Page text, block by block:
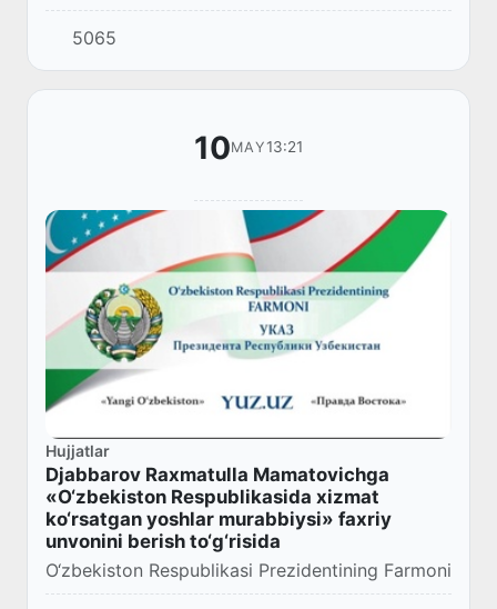
5065
10MAY13:21
Hujjatlar
Djabbarov Raxmatulla Mamatovichga
«O‘zbekiston Respublikasida xizmat
ko‘rsatgan yoshlar murabbiysi» faxriy
unvonini berish to‘g‘risida
O‘zbekiston Respublikasi Prezidentining Farmoni